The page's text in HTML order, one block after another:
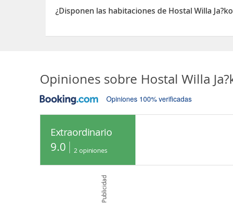
¿Disponen las habitaciones de Hostal Willa
Opiniones sobre Hostal Willa
Opiniones 100% verificadas
Extraordinario
9.0 2 opiniones
Publicidad